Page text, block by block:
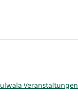
Veranstaltungen